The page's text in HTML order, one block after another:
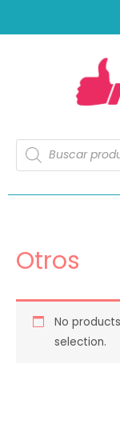
Otros
No
selection.